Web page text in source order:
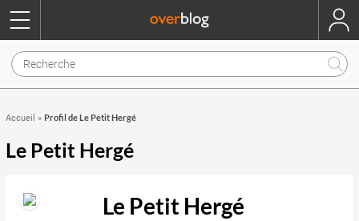
Accueil » Profil de Le Petit Hergé
Le Petit Hergé
Le Petit Hergé